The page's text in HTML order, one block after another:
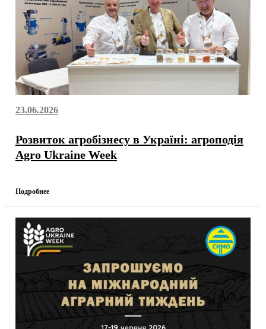
23.06.2026
Розвиток агробізнесу в Україні: агроподія
Agro Ukraine Week
Подробнее